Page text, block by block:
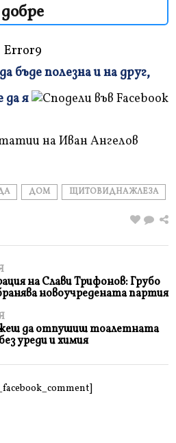
добре
Error9
бъде полезна и на друг,
да я
на Иван Ангелов
ДОМ ЩИТОВИДНА ЖЛЕЗА
на Слави Трифонов: Грубо
новоучредената партия
да отпушиш тоалетната
уреди и химия